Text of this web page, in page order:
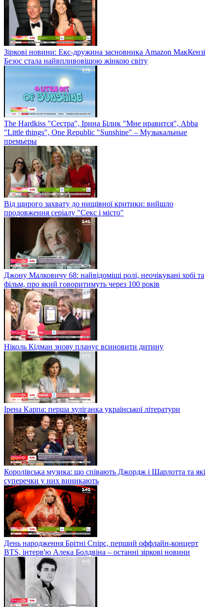
Зіркові новини: Екс-дружина засновника Amazon МакКензі
Безос стала найвпливовішою жінкою світу
The Hardkiss "Сестра", Ірина Білик "Мне нравится", Abba
"Little things", One Republic "Sunshine" – Музыкальные
премьеры
Від щирого захвату до нищівної критики: вийшло
продовження серіалу "Секс і місто"
Джону Малковичу 68: найвідоміші ролі, неочікувані хобі та
фільм, про який говоритимуть через 100 років
Ніколь Кідман знову планує всиновити дитину
Ірена Карпа: перша хуліганка української літератури
Королівська музика: що співають Джордж і Шарлотта та які
суперечки у них виникають
День народження Брітні Спірс, перший оффлайн-концерт
BTS, інтерв'ю Алека Болдвіна – останні зіркові новини